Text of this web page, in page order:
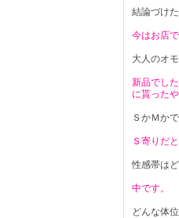
結論づけた
今はお店
大人のオ
新品でし
に貰った
ＳかＭか
Ｓ寄りだ
性感帯は
中です。
どんな体